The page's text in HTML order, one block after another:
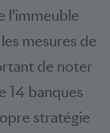
l’immeuble
mesures de
de noter
14 banques
stratégie